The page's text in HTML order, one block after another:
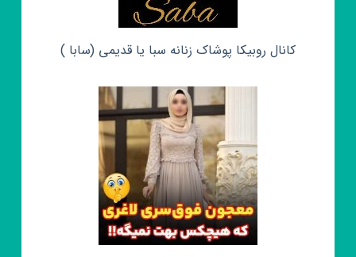
کانال روبیکا پوشاک زنانه سبا یا قدیمی (سابا )